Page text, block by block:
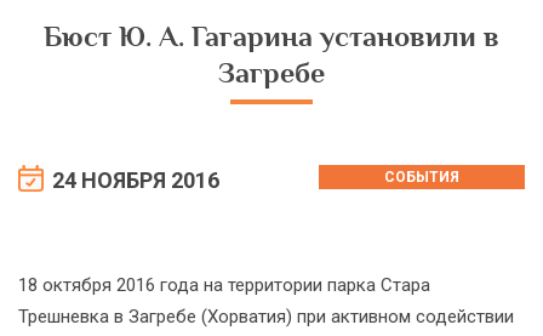
Бюст Ю. А. Гагарина установили в
Загребе
24 НОЯБРЯ 2016 СОБЫТИЯ
18 октября 2016 года на территории парка Стара
Трешневка в Загребе (Хорватия) при активном содействии